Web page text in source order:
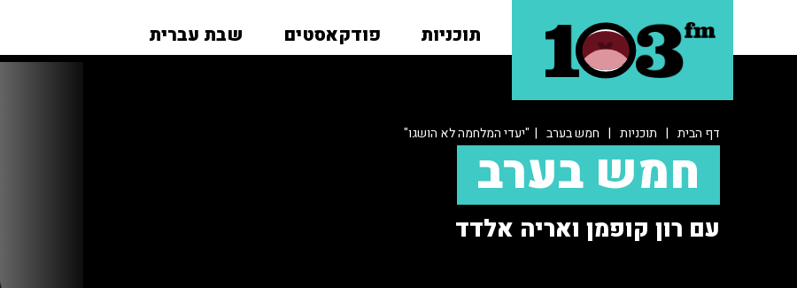
תוכניות פודקאסטים שבת עברית
דף הבית | תוכניות | חמש בערב | "יעדי המלחמה לא הושגו"
חמש בערב
עם רון קופמן ואריה אלדד